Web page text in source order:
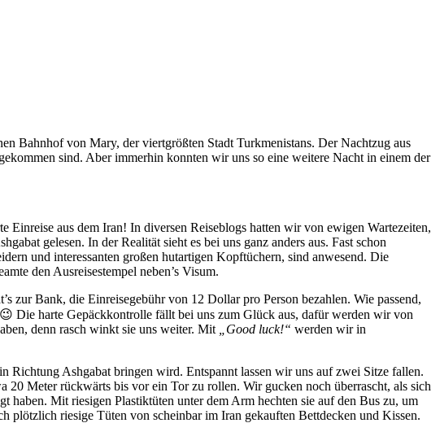
Bahnhof von Mary, der viertgrößten Stadt Turkmenistans. Der Nachtzug aus
sind. Aber immerhin konnten wir uns so eine weitere Nacht in einem der
aus dem Iran! In diversen Reiseblogs hatten wir von ewigen Wartezeiten,
gelesen. In der Realität sieht es bei uns ganz anders aus. Fast schon
und interessanten großen hutartigen Kopftüchern, sind anwesend. Die
den Ausreisestempel neben’s Visum.
zur Bank, die Einreisegebühr von 12 Dollar pro Person bezahlen. Wie passend,
Die harte Gepäckkontrolle fällt bei uns zum Glück aus, dafür werden wir von
denn rasch winkt sie uns weiter. Mit
„Good luck!“ werden wir in
Richtung Ashgabat bringen wird. Entspannt lassen wir uns auf zwei Sitze fallen.
Meter rückwärts bis vor ein Tor zu rollen. Wir gucken noch überrascht, als sich
haben. Mit riesigen Plastiktüten unter dem Arm hechten sie auf den Bus zu, um
plötzlich riesige Tüten von scheinbar im Iran gekauften Bettdecken und Kissen.